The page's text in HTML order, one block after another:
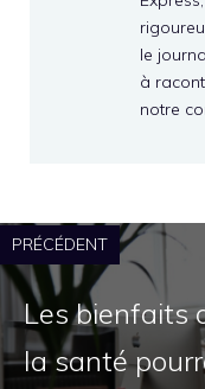
le
à
notre
PRÉCÉDENT
Les bienfaits
la santé